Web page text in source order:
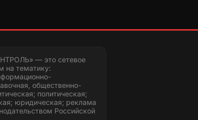
— это сетевое
на тематику:
общественно-
политическая;
юридическая; реклама
Российской